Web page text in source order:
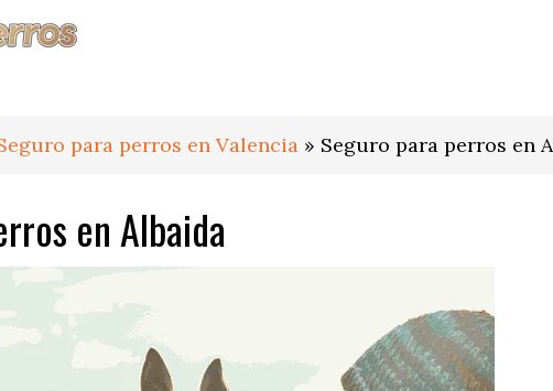
para perros en Valencia » Seguro para perros en
en Albaida